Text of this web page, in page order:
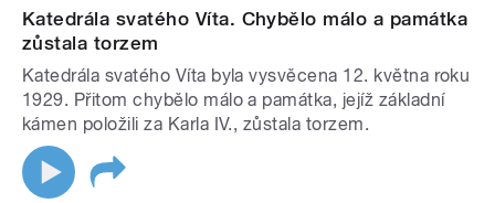
Katedrála svatého Víta. Chybělo málo a památka
zůstala torzem
Katedrála svatého Víta byla vysvěcena 12. května roku
1929. Přitom chybělo málo a památka, jejíž základní
kámen položili za Karla IV., zůstala torzem.